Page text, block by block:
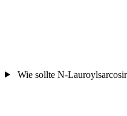
Wie sollte N-